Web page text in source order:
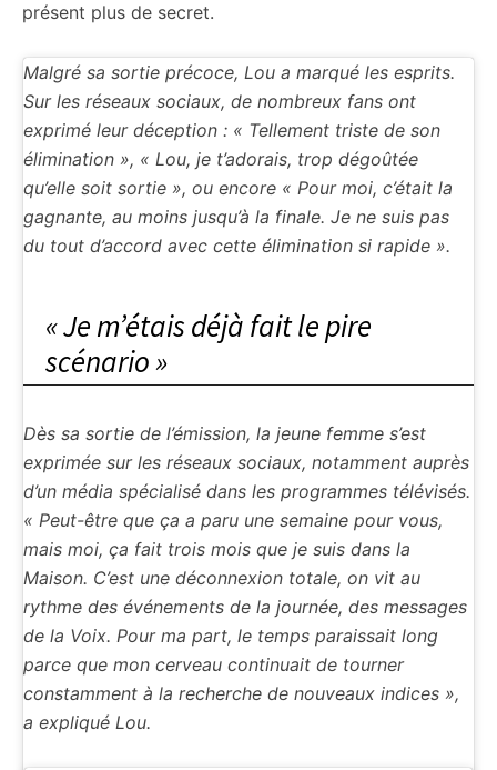
présent plus de secret.
Malgré sa sortie précoce, Lou a marqué les esprits.
Sur les réseaux sociaux, de nombreux fans ont
exprimé leur déception : « Tellement triste de son
élimination », « Lou, je t’adorais, trop dégoûtée
qu’elle soit sortie », ou encore « Pour moi, c’était la
gagnante, au moins jusqu’à la finale. Je ne suis pas
du tout d’accord avec cette élimination si rapide ».
« Je m’étais déjà fait le pire
scénario »
Dès sa sortie de l’émission, la jeune femme s’est
exprimée sur les réseaux sociaux, notamment auprès
d’un média spécialisé dans les programmes télévisés.
« Peut-être que ça a paru une semaine pour vous,
mais moi, ça fait trois mois que je suis dans la
Maison. C’est une déconnexion totale, on vit au
rythme des événements de la journée, des messages
de la Voix. Pour ma part, le temps paraissait long
parce que mon cerveau continuait de tourner
constamment à la recherche de nouveaux indices »,
a expliqué Lou.